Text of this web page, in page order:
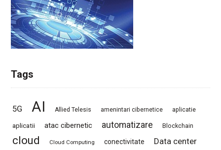
Tags
5G AI Allied Telesis amenintari cibernetice aplicatie
aplicatii atac cibernetic automatizare Blockchain
cloud Cloud Computing conectivitate Data center